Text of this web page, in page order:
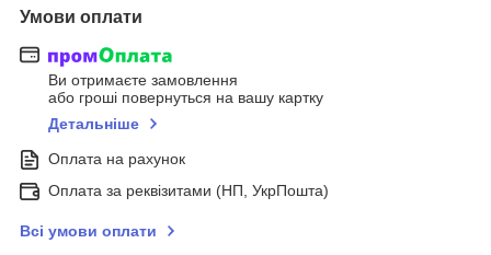
Умови оплати
Ви отримаєте замовлення
або гроші повернуться на вашу картку
Детальніше
Оплата на рахунок
Оплата за реквізитами (НП, УкрПошта)
Всі умови оплати